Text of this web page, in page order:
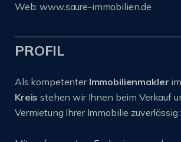
Web: www.saure-immobilien.de
PROFIL
Als kompetenter Immobilienmakler im
Kreisstehen wir Ihnen beim Verkauf
Vermietung Ihrer Immobilie zuverlässig